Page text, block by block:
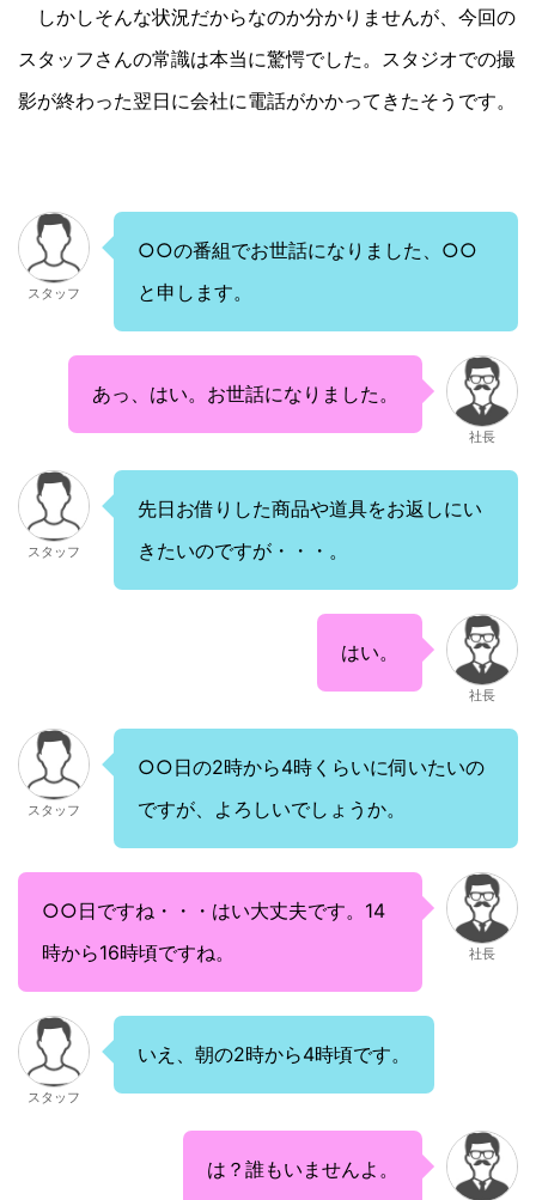
しかしそんな状況だからなのか分かりませんが、今回の
スタッフさんの常識は本当に驚愕でした。スタジオでの撮
影が終わった翌日に会社に電話がかかってきたそうです。
スタッフ
○○の番組でお世話になりました、○○
と申します。
あっ、はい。お世話になりました。
社長
スタッフ
先日お借りした商品や道具をお返しにい
きたいのですが・・・。
はい。
社長
スタッフ
○○日の2時から4時くらいに伺いたいの
ですが、よろしいでしょうか。
○○日ですね・・・はい大丈夫です。14
時から16時頃ですね。
社長
スタッフ
いえ、朝の2時から4時頃です。
は？誰もいませんよ。